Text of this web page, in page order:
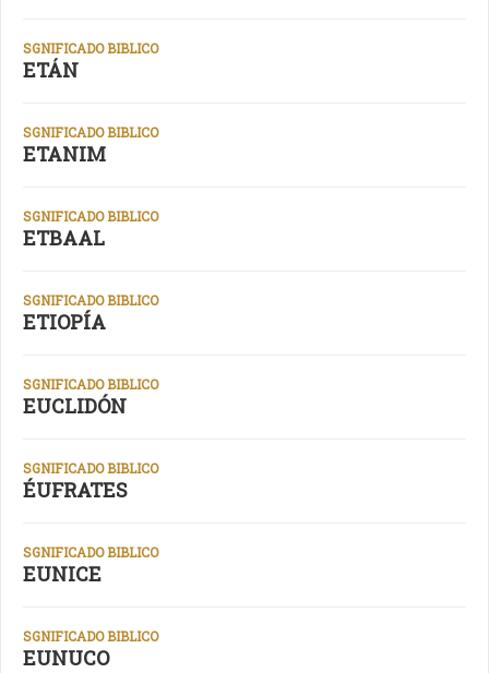
SGNIFICADO BIBLICO
ETÁN
SGNIFICADO BIBLICO
ETANIM
SGNIFICADO BIBLICO
ETBAAL
SGNIFICADO BIBLICO
ETIOPÍA
SGNIFICADO BIBLICO
EUCLIDÓN
SGNIFICADO BIBLICO
ÉUFRATES
SGNIFICADO BIBLICO
EUNICE
SGNIFICADO BIBLICO
EUNUCO